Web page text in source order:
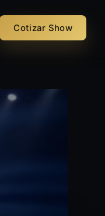
Cotizar Show